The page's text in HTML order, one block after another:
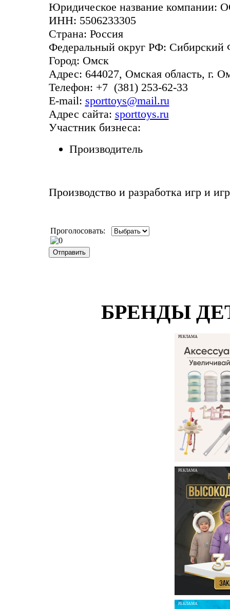
Юридическое название компании:
ИНН: 5506233305
Страна: Россия
Федеральный округ РФ:
Город: Омск
Адрес: 644027, Омская область, г.
Телефон: +7 (381)253-62-33
E-mail: sporttoys@mail.ru
Адрес сайта: sporttoys.ru
Участник бизнеса:
Производитель
Производство и разработка игр и
Проголосовать:
БРЕНДЫ
РЕКЛАМА
РЕКЛАМА
РЕКЛАМА